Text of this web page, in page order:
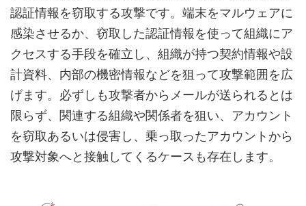
認証情報を窃取する攻撃です。端末をマルウェアに
感染させるか、窃取した認証情報を使って組織にア
クセスする手段を確立し、組織が持つ契約情報や設
計資料、内部の機密情報などを狙って攻撃範囲を広
げます。必ずしも攻撃者からメールが送られるとは
限らず、関連する組織や関係者を狙い、アカウント
を窃取あるいは侵害し、乗っ取ったアカウントから
攻撃対象へと接触してくるケースも存在します。